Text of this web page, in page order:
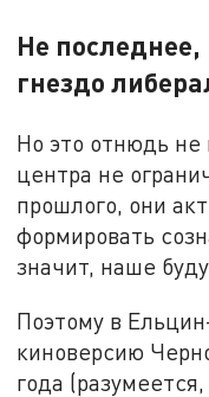
Не последнее,
гнездо
Но это отнюдь
центра не
прошлого, они
формировать
значит, наше
Поэтому в
киноверсию
года